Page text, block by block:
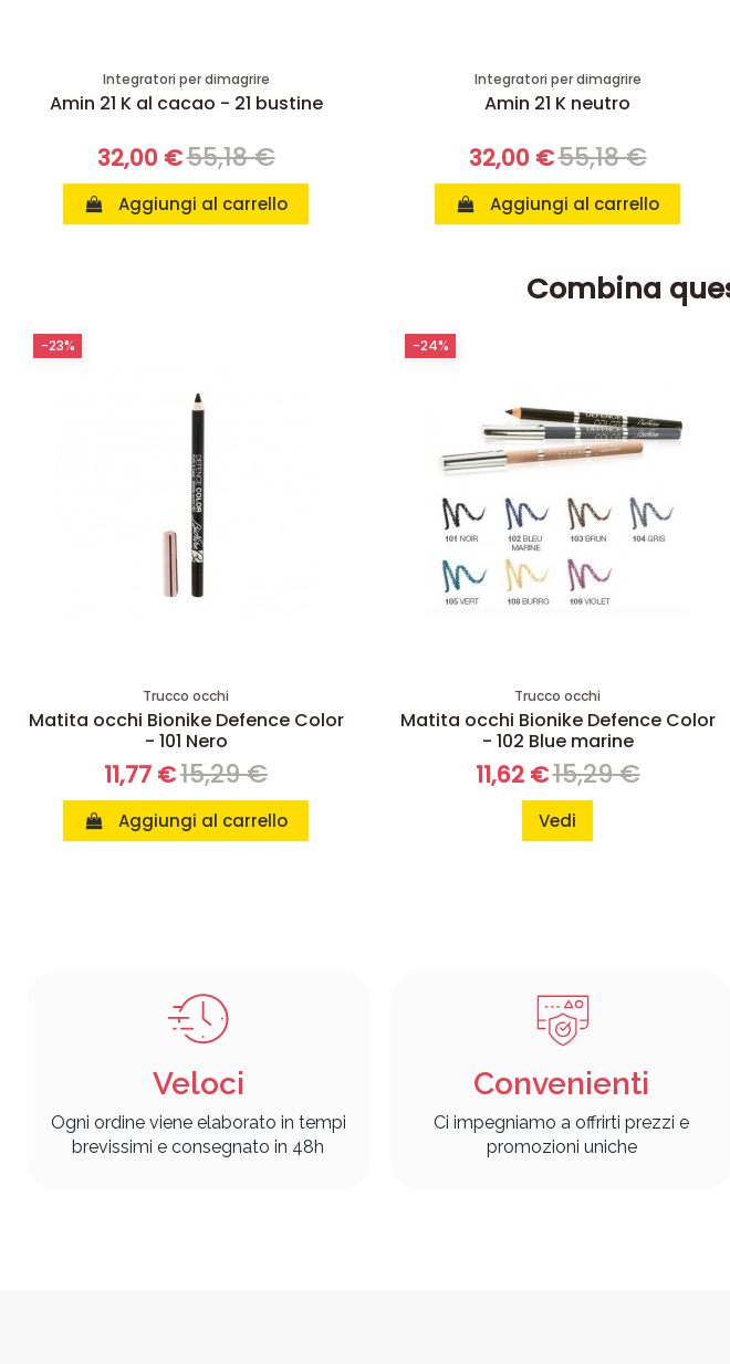
Integratori per dimagrire
Amin 21 K al cacao - 21 bustine
32,00 €55,18 €
Aggiungi al carrello
Integratori per dimagrire
Amin 21 K neutro
32,00 €55,18 €
Aggiungi al carrello
Combina
Trucco occhi
Matita occhi Bionike Defence Color
- 101 Nero
11,77 €15,29 €
Aggiungi al carrello
-23%
Trucco occhi
Matita occhi Bionike Defence Color
- 102 Blue marine
11,62 €15,29 €
Vedi
-24%
Veloci
Ogni ordine viene elaborato in tempi
brevissimi e consegnato in 48h
Convenienti
Ci impegniamo a offrirti prezzi e
promozioni uniche